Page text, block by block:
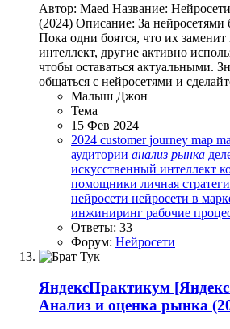
Автор: Maed Название:
(2024) Описание: За нейросетями
Пока одни боятся, что их
интеллект, другие активно
чтобы оставаться актуальными.
общаться с нейросетями и
Малыш Джон
Тема
15 Фев 2024
2024 customer journey map
аудитории анализ рынка
искусственный интеллект
помощники личная
нейросети нейросети в
инжиниринг рабочие
Ответы: 33
Форум: Нейросети
ЯндексПрактикум
Анализ и оценка рынка